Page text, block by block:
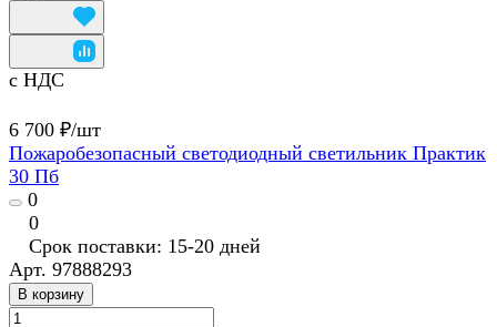
с НДС
6 700 ₽/шт
Пожаробезопасный светодиодный светильник Практик
30 Пб
0
0
Срок поставки: 15-20 дней
Арт. 97888293
В корзину